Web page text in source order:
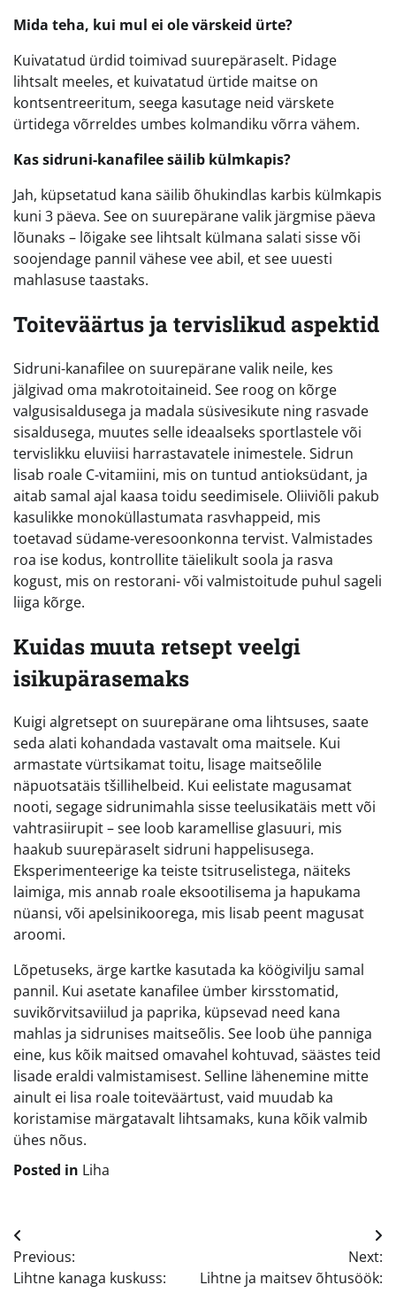
Mida teha, kui mul ei ole värskeid ürte?
Kuivatatud ürdid toimivad suurepäraselt. Pidage
lihtsalt meeles, et kuivatatud ürtide maitse on
kontsentreeritum, seega kasutage neid värskete
ürtidega võrreldes umbes kolmandiku võrra vähem.
Kas sidruni-kanafilee säilib külmkapis?
Jah, küpsetatud kana säilib õhukindlas karbis külmkapis
kuni 3 päeva. See on suurepärane valik järgmise päeva
lõunaks – lõigake see lihtsalt külmana salati sisse või
soojendage pannil vähese vee abil, et see uuesti
mahlasuse taastaks.
Toiteväärtus ja tervislikud aspektid
Sidruni-kanafilee on suurepärane valik neile, kes
jälgivad oma makrotoitaineid. See roog on kõrge
valgusisaldusega ja madala süsivesikute ning rasvade
sisaldusega, muutes selle ideaalseks sportlastele või
tervislikku eluviisi harrastavatele inimestele. Sidrun
lisab roale C-vitamiini, mis on tuntud antioksüdant, ja
aitab samal ajal kaasa toidu seedimisele. Oliiviõli pakub
kasulikke monoküllastumata rasvhappeid, mis
toetavad südame-veresoonkonna tervist. Valmistades
roa ise kodus, kontrollite täielikult soola ja rasva
kogust, mis on restorani- või valmistoitude puhul sageli
liiga kõrge.
Kuidas muuta retsept veelgi
isikupärasemaks
Kuigi algretsept on suurepärane oma lihtsuses, saate
seda alati kohandada vastavalt oma maitsele. Kui
armastate vürtsikamat toitu, lisage maitseõlile
näpuotsatäis tšillihelbeid. Kui eelistate magusamat
nooti, segage sidrunimahla sisse teelusikatäis mett või
vahtrasiirupit – see loob karamellise glasuuri, mis
haakub suurepäraselt sidruni happelisusega.
Eksperimenteerige ka teiste tsitruselistega, näiteks
laimiga, mis annab roale eksootilisema ja hapukama
nüansi, või apelsinikoorega, mis lisab peent magusat
aroomi.
Lõpetuseks, ärge kartke kasutada ka köögivilju samal
pannil. Kui asetate kanafilee ümber kirsstomatid,
suvikõrvitsaviilud ja paprika, küpsevad need kana
mahlas ja sidrunises maitseõlis. See loob ühe panniga
eine, kus kõik maitsed omavahel kohtuvad, säästes teid
lisade eraldi valmistamisest. Selline lähenemine mitte
ainult ei lisa roale toiteväärtust, vaid muudab ka
koristamise märgatavalt lihtsamaks, kuna kõik valmib
ühes nõus.
Posted in Liha
Navigeerimine
Previous:
Lihtne kanaga kuskuss:
Next:
Lihtne ja maitsev õhtusöök: